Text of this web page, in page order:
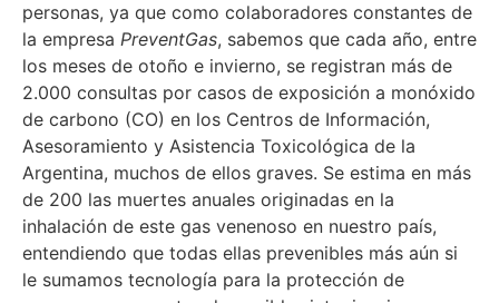
personas, ya que como colaboradores constantes de
la empresa PreventGas, sabemos que cada año, entre
los meses de otoño e invierno, se registran más de
2.000 consultas por casos de exposición a monóxido
de carbono (CO) en los Centros de Información,
Asesoramiento y Asistencia Toxicológica de la
Argentina, muchos de ellos graves. Se estima en más
de 200 las muertes anuales originadas en la
inhalación de este gas venenoso en nuestro país,
entendiendo que todas ellas prevenibles más aún si
le sumamos tecnología para la protección de